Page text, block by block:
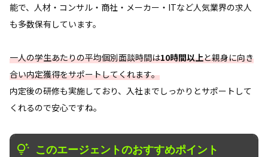
能で、人材・コンサル・商社・メーカー・ITなど人気業界の求人
も多数保有しています。
一人の学生あたりの平均個別面談時間は10時間以上と親身に向き
合い内定獲得をサポートしてくれます。
内定後の研修も実施しており、入社までしっかりとサポートして
くれるので安心ですね。
このエージェントのおすすめポイント